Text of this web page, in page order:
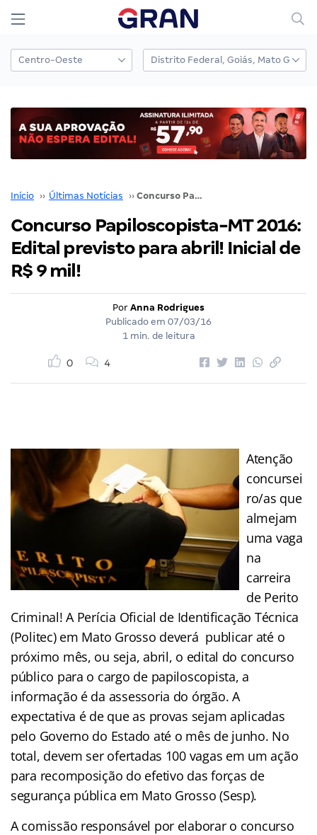
Início ›› Últimas Notícias ›› Concurso Papiloscopista-MT 2016: Edital previsto para abril! Inicial de R$ 9 mil!
Concurso Papiloscopista-MT 2016:
Edital previsto para abril! Inicial de
R$ 9 mil!
Por Anna Rodrigues
Publicado em 07/03/16
1 min. de leitura
0 4
Atenção
concursei
ro/as que
almejam
uma vaga
na
carreira
de Perito
Criminal! A Perícia Oficial de Identificação Técnica
(Politec) em Mato Grosso deverá publicar até o
próximo mês, ou seja, abril, o edital do concurso
público para o cargo de papiloscopista, a
informação é da assessoria do órgão. A
expectativa é de que as provas sejam aplicadas
pelo Governo do Estado até o mês de junho. No
total, devem ser ofertadas 100 vagas em um ação
para recomposição do efetivo das forças de
segurança pública em Mato Grosso (Sesp).
A comissão responsável por elaborar o concurso